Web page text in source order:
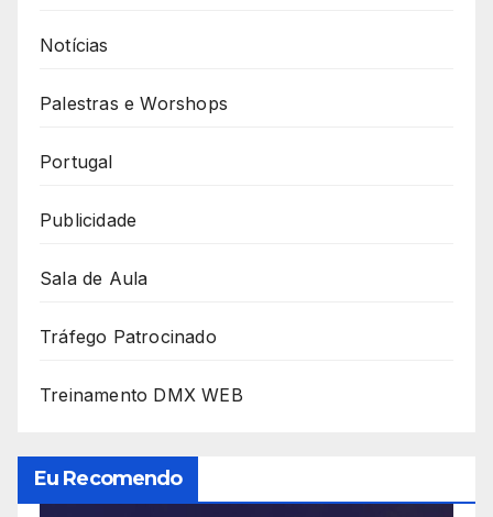
Notícias
Palestras e Worshops
Portugal
Publicidade
Sala de Aula
Tráfego Patrocinado
Treinamento DMX WEB
Eu Recomendo